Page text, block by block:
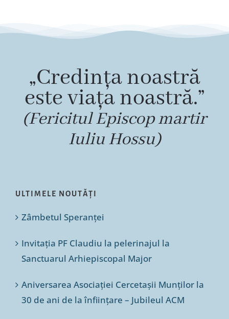
„Credința noastră
este viața noastră.”
(Fericitul Episcop martir
Iuliu Hossu)
ULTIMELE NOUTĂȚI
Zâmbetul Speranței
Invitația PF Claudiu la pelerinajul la
Sanctuarul Arhiepiscopal Major
Aniversarea Asociației Cercetașii Munților la
30 de ani de la înființare – Jubileul ACM